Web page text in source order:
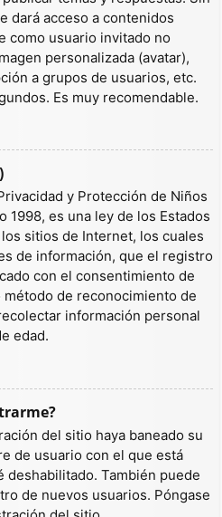
dará acceso a contenidos
como usuario invitado no
personalizada (avatar),
a grupos de usuarios, etc.
Es muy recomendable.
y Protección de Niños
1998, es una ley de los Estados
sitios de Internet, los cuales
de información, que el registro
con el consentimiento de
de reconocimiento de
información personal
edad.
del sitio haya baneado su
de usuario con el que está
También puede
de nuevos usuarios. Póngase